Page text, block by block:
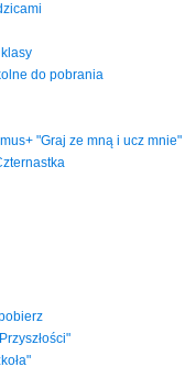
do pobrania
"Graj ze mną i ucz mnie"